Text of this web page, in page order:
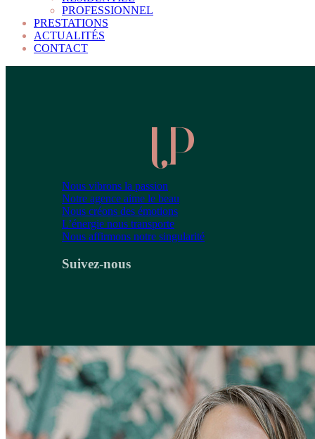
PROFESSIONNEL
PRESTATIONS
ACTUALITÉS
CONTACT
Nous vibrons la passion
Notre agence aime le beau
Nous créons des émotions
L’énergie nous transporte
Nous affirmons notre singularité
Suivez-nous